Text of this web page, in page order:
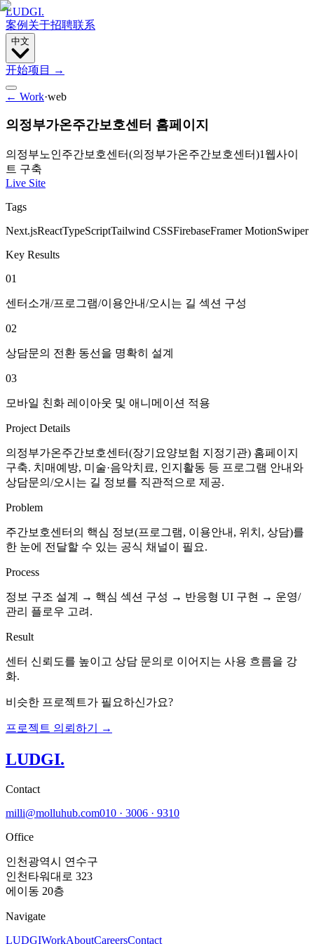
LUDGI.
案例 关于招聘联系
中文
开始项目 →
← Work·web
의정부가온주간보호센터 홈페이지
의정부노인주간보호센터(의정부가온주간보호센터)1 웹사이
트 구축
Live Site
Tags
Next.jsReactTypeScriptTailwind CSSFirebaseFramer MotionSwiper
Key Results
01
센터소개/프로그램/이용안내/오시는 길 섹션 구성
02
상담문의 전환 동선을 명확히 설계
03
모바일 친화 레이아웃 및 애니메이션 적용
Project Details
의정부가온주간보호센터(장기요양보험 지정기관) 홈페이지
구축. 치매예방, 미술·음악치료, 인지활동 등 프로그램 안내와
상담문의/오시는 길 정보를 직관적으로 제공.
Problem
주간보호센터의 핵심 정보(프로그램, 이용안내, 위치, 상담)를
한 눈에 전달할 수 있는 공식 채널이 필요.
Process
정보 구조 설계 → 핵심 섹션 구성 → 반응형 UI 구현 → 운영/
관리 플로우 고려.
Result
센터 신뢰도를 높이고 상담 문의로 이어지는 사용 흐름을 강
화.
비슷한 프로젝트가 필요하신가요?
프로젝트 의뢰하기 →
LUDGI.
Contact
milli@molluhub.com010 · 3006 · 9310
Office
인천광역시 연수구
인천타워대로 323
에이동 20층
Navigate
LUDGIWorkAboutCareersContact